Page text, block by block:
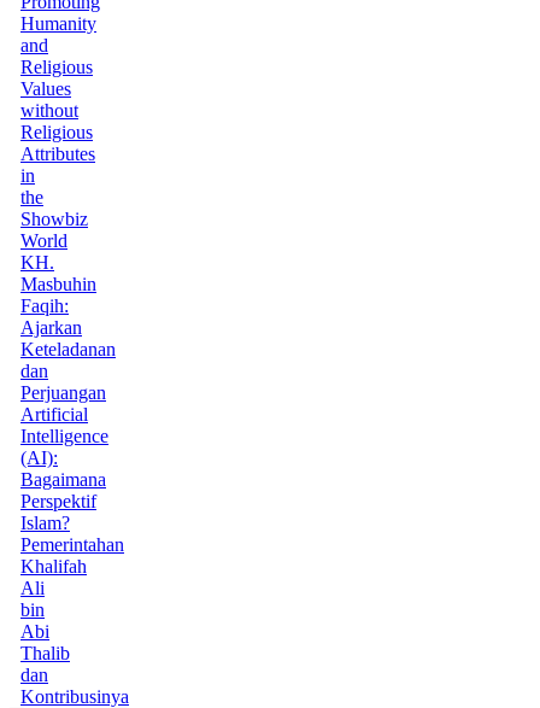
Humanity
and
Religious
Values
without
Religious
Attributes
in
the
Showbiz
World
KH.
Masbuhin
Faqih:
Ajarkan
Keteladanan
dan
Perjuangan
Artificial
Intelligence
(AI):
Bagaimana
Perspektif
Islam?
Pemerintahan
Khalifah
Ali
bin
Abi
Thalib
dan
Kontribusinya